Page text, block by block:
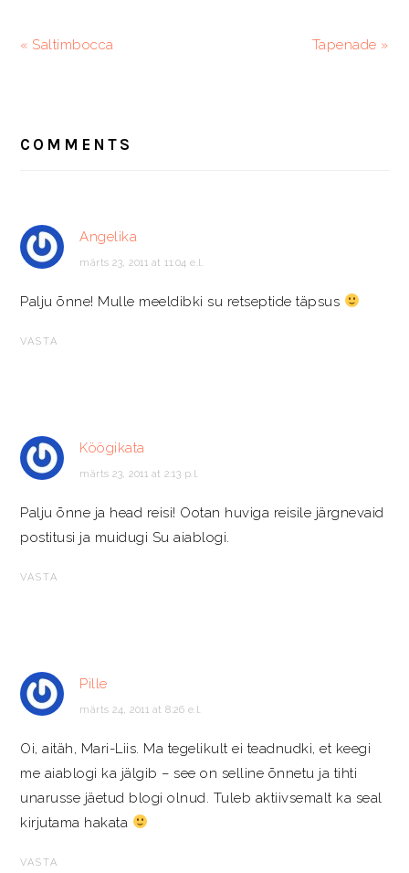
Previous
« Saltimbocca
Järgmine
Tapenade »
INTERACTIONS
COMMENTS
Angelika
märts 23, 2011 at 11:04 e.l.
Palju õnne! Mulle meeldibki su retseptide täpsus
VASTA
Köögikata
märts 23, 2011 at 2:13 p.l.
Palju õnne ja head reisi! Ootan huviga reisile järgnevaid
postitusi ja muidugi Su aiablogi.
VASTA
Pille
märts 24, 2011 at 8:26 e.l.
Oi, aitäh, Mari-Liis. Ma tegelikult ei teadnudki, et keegi
me aiablogi ka jälgib – see on selline õnnetu ja tihti
unarusse jäetud blogi olnud. Tuleb aktiivsemalt ka seal
kirjutama hakata
VASTA